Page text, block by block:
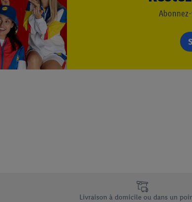
de vente uniques de Lidl.be
Livraison à domicile ou dans un